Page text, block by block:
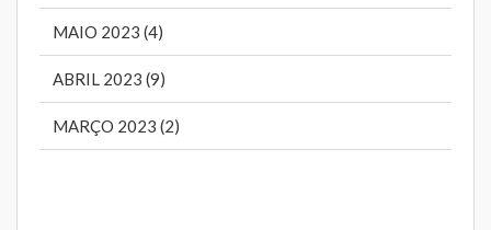
MAIO 2023 (4)
ABRIL 2023 (9)
MARÇO 2023 (2)